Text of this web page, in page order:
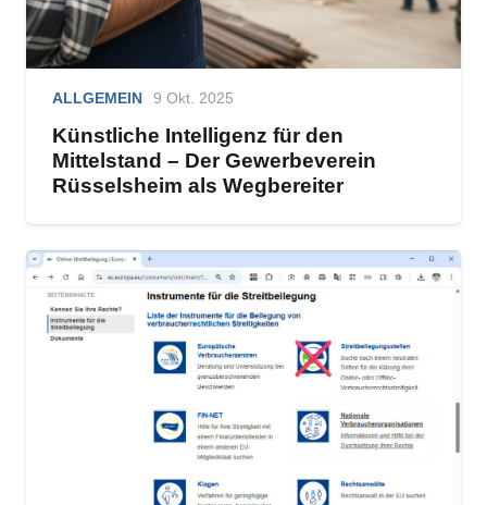
ALLGEMEIN 9 Okt. 2025
Künstliche Intelligenz für den
Mittelstand – Der Gewerbeverein
Rüsselsheim als Wegbereiter